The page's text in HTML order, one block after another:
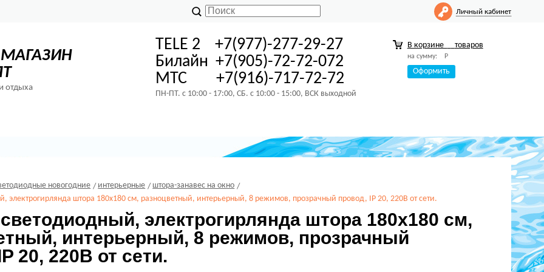
Личный кабинет
отдыха
TELE 2 +7(977)-277-29-27
Билайн +7(905)-72-72-072
МТС +7(916)-717-72-72
ПН-ПТ. с 10:00 - 17:00, СБ. с 10:00 - 15:00, ВСК выходной
В корзине товаров
на сумму: Р
Оформить
новогодние интерьерные
штора-занавес на окно
электрогирлянда штора 180х180 см, разноцветный, интерьерный, 8 режимов, прозрачный провод, IP 20, 220В от сети.
электрогирлянда штора 180х180 см,
интерьерный, 8 режимов, прозрачный
20, 220В от сети.